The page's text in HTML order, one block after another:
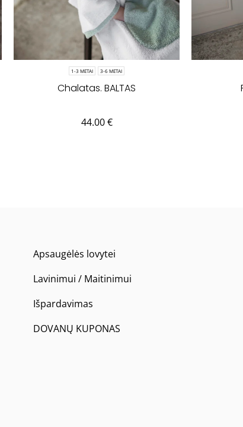
1-3 METAI 3-6 METAI
Chalatas. BALTAS
44.00€
Apsaugėlės lovytei
Lavinimui / Maitinimui
Išpardavimas
DOVANŲ KUPONAS